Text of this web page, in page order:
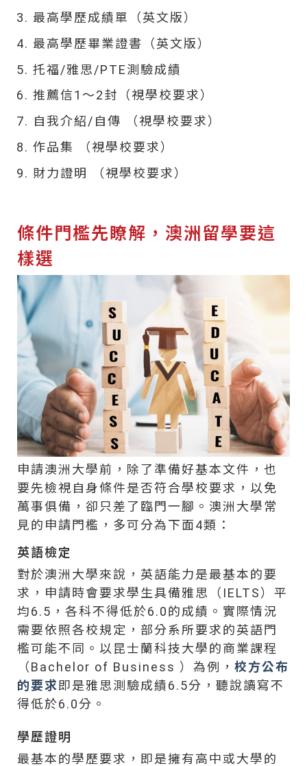
最高學歷成績單（英文版）
最高學歷畢業證書（英文版）
托福/雅思/PTE測驗成績
推薦信1～2封（視學校要求）
自我介紹/自傳 （視學校要求）
作品集 （視學校要求）
財力證明 （視學校要求）
條件門檻先瞭解，澳洲留學要這
樣選
申請澳洲大學前，除了準備好基本文件，也
要先檢視自身條件是否符合學校要求，以免
萬事俱備，卻只差了臨門一腳。澳洲大學常
見的申請門檻，多可分為下面4類：
英語檢定
對於澳洲大學來說，英語能力是最基本的要
求，申請時會要求學生具備雅思（IELTS）平
均6.5，各科不得低於6.0的成績。實際情況
需要依照各校規定，部分系所要求的英語門
檻可能不同。以昆士蘭科技大學的商業課程
（Bachelor of Business ）為例， 校方公布
的要求即是雅思測驗成績6.5分，聽說讀寫不
得低於6.0分。
學歷證明
最基本的學歷要求，即是擁有高中或大學的